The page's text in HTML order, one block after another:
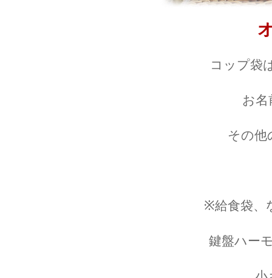
コップ袋
お名
その他
※給食袋、
鍵盤ハー